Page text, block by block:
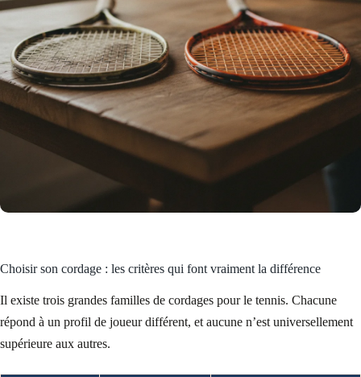
Choisir son cordage : les critères qui font vraiment la différence
Il existe trois grandes familles de cordages pour le tennis. Chacune
répond à un profil de joueur différent, et aucune n’est universellement
supérieure aux autres.